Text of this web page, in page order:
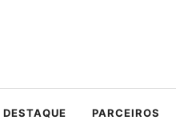
PARCEIROS